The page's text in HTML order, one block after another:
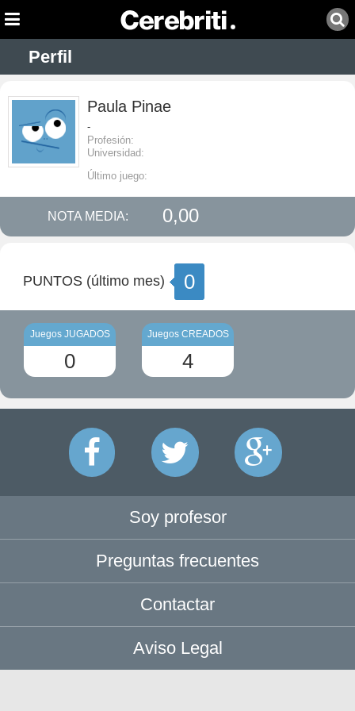
Perfil
Paula Pinae
-
Profesión:
Universidad:
Último juego:
NOTA MEDIA: 0,00
PUNTOS (último mes) 0
Juegos JUGADOS
0
Juegos CREADOS
4
Soy profesor
Preguntas frecuentes
Contactar
Aviso Legal